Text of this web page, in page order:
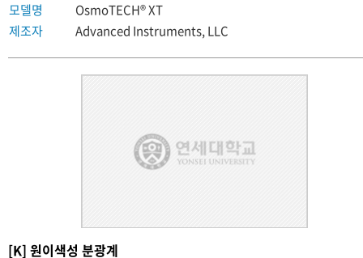
모델명
OsmoTECH® XT
제조자
Advanced Instruments, LLC
[K] 원이색성 분광계